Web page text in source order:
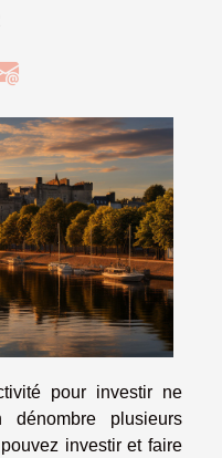
pour investir ne
plusieurs
investir et faire